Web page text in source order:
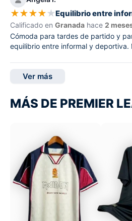
★★★★★Equilibrio entre
Calificado en Granada hace 2
Cómoda para tardes de partido y
equilibrio entre informal y deportiva.
Ver más
MÁS DE PREMIER